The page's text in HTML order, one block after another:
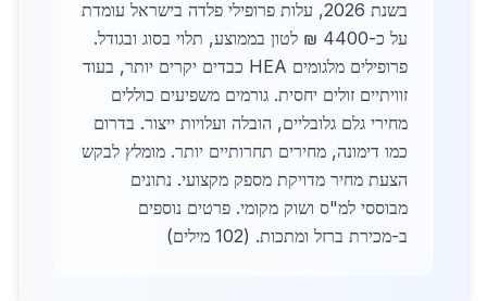
בשנת 2026, עלות פרופילי פלדה בישראל עומדת
על כ-4400 ₪ לטון בממוצע, תלוי בסוג ובגודל.
פרופילים מלגומים HEA כבדים יקרים יותר, בעוד
זוויתיים זולים יחסית. גורמים משפיעים כוללים
מחירי גלם גלובליים, הובלה ועלויות ייצור. בדרום
כמו דימונה, מחירים תחרותיים יותר. מומלץ לבקש
הצעת מחיר מדויקת מספק מקצועי. נתונים
מבוססי למ"ס ושוק מקומי. פרטים נוספים
ב-מכירת ברזל ומתכות. (102 מילים)